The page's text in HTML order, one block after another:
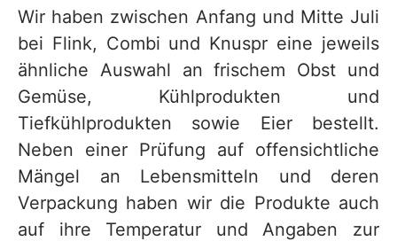
Wir haben zwischen Anfang und Mitte Juli
bei Flink, Combi und Knuspr eine jeweils
ähnliche Auswahl an frischem Obst und
Gemüse, Kühlprodukten und
Tiefkühlprodukten sowie Eier bestellt.
Neben einer Prüfung auf offensichtliche
Mängel an Lebensmitteln und deren
Verpackung haben wir die Produkte auch
auf ihre Temperatur und Angaben zur